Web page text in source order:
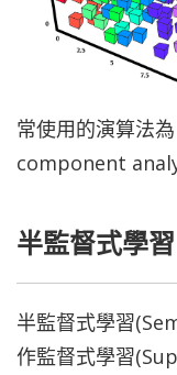
常使用的演算法
component
半監督式學習
半監督式學習
作監督式學習